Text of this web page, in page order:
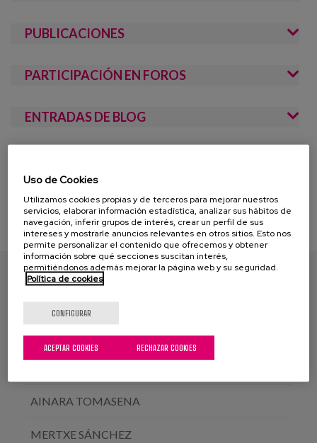
PUBLICACIONES
PARTICIPACIÓN EN FOROS
ENTRADAS DE BLOG
NEREA GALDONA
ELENA DEL BARRIO
ÁLVARO GARCÍA SOLER
AINARA TOMASENA
MERTXE SÁNCHEZ
Uso de Cookies
Utilizamos cookies propias y de terceros para mejorar nuestros
servicios, elaborar información estadística, analizar sus hábitos de
navegación, inferir grupos de interés, crear un perfil de sus
intereses y mostrarle anuncios relevantes en otros sitios. Esto nos
permite personalizar el contenido que ofrecemos y obtener
información sobre qué secciones suscitan interés,
permitiéndonos además mejorar la página web y su seguridad.
Política de cookies
CONFIGURAR
RECHAZAR COOKIES
ACEPTAR COOKIES